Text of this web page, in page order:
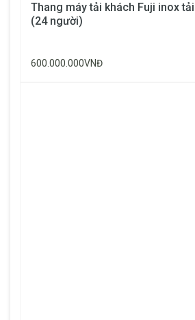
Thang máy tải khách Fuji inox
(24 người)
600.000.000VNĐ